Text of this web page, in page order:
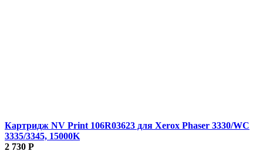
Картридж NV Print 106R03623 для Xerox Phaser 3330/WC
3335/3345, 15000K
2 730 Р